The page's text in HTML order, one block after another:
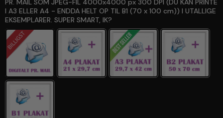
PR. MAIL SOM JPEG-FIL 4000x4000 px 300 DPI (DU KAN PRINTE
I A3 ELLER A4 - ENDDA HELT OP TIL B1 (70 x 100 cm)) I UTALLIGE
EKSEMPLARER. SUPER SMART, IK?